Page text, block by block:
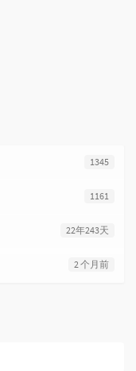
1345
1161
22年243天
2 个月前